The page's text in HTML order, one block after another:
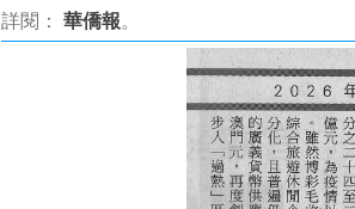
詳閱： 華僑報。